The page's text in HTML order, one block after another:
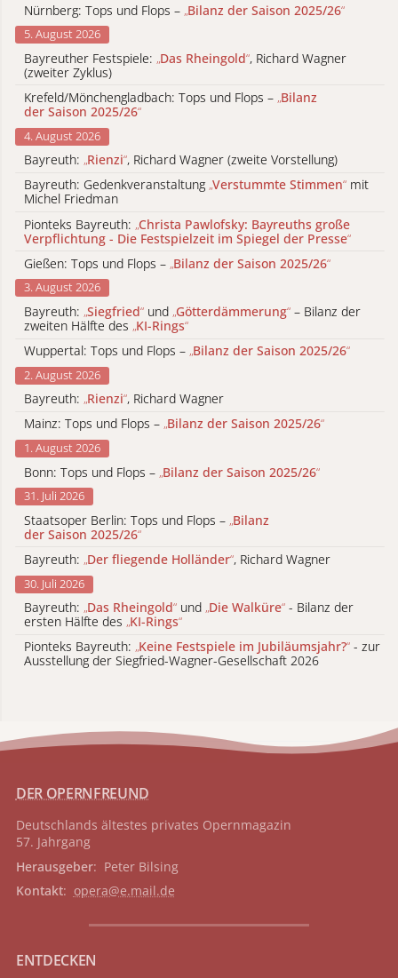
Nürnberg: Tops und Flops – „Bilanz der Saison 2025/26“
5. August 2026
Bayreuther Festspiele: „Das Rheingold“, Richard Wagner
(zweiter Zyklus)
Krefeld/Mönchengladbach: Tops und Flops – „Bilanz
der Saison 2025/26“
4. August 2026
Bayreuth: „Rienzi“, Richard Wagner (zweite Vorstellung)
Bayreuth: Gedenkveranstaltung „Verstummte Stimmen“ mit
Michel Friedman
Pionteks Bayreuth: „Christa Pawlofsky: Bayreuths große
Verpflichtung - Die Festspielzeit im Spiegel der Presse“
Gießen: Tops und Flops – „Bilanz der Saison 2025/26“
3. August 2026
Bayreuth: „Siegfried“ und „Götterdämmerung“ – Bilanz der
zweiten Hälfte des „KI-Rings“
Wuppertal: Tops und Flops – „Bilanz der Saison 2025/26“
2. August 2026
Bayreuth: „Rienzi“, Richard Wagner
Mainz: Tops und Flops – „Bilanz der Saison 2025/26“
1. August 2026
Bonn: Tops und Flops – „Bilanz der Saison 2025/26“
31. Juli 2026
Staatsoper Berlin: Tops und Flops – „Bilanz
der Saison 2025/26“
Bayreuth: „Der fliegende Holländer“, Richard Wagner
30. Juli 2026
Bayreuth: „Das Rheingold“ und „Die Walküre“ - Bilanz der
ersten Hälfte des „KI-Rings“
Pionteks Bayreuth: „Keine Festspiele im Jubiläumsjahr?“ - zur
Ausstellung der Siegfried-Wagner-Gesellschaft 2026
DER OPERNFREUND
Deutschlands ältestes privates Opernmagazin
57. Jahrgang
Herausgeber: Peter Bilsing
Kontakt: opera@e.mail.de
ENTDECKEN